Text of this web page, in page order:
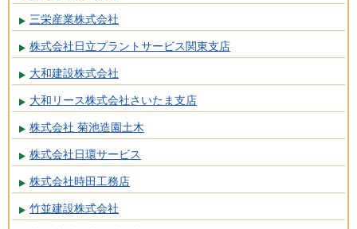
三栄産業株式会社
株式会社日立プラントサービス関東支店
大和建設株式会社
大和リース株式会社さいたま支店
株式会社 菊池造園土木
株式会社日環サービス
株式会社時田工務店
竹並建設株式会社